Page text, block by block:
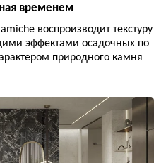
временем
воспроизводит текстуру
эффектами осадочных по
природного камня